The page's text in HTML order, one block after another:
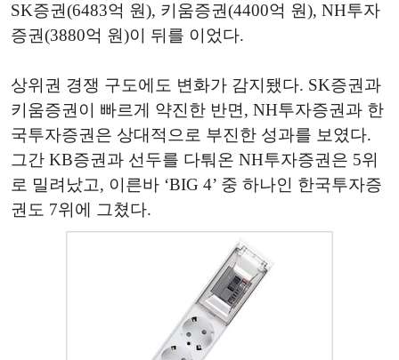
SK증권(6483억 원), 키움증권(4400억 원), NH투자
증권(3880억 원)이 뒤를 이었다.
상위권 경쟁 구도에도 변화가 감지됐다. SK증권과
키움증권이 빠르게 약진한 반면, NH투자증권과 한
국투자증권은 상대적으로 부진한 성과를 보였다.
그간 KB증권과 선두를 다퉈온 NH투자증권은 5위
로 밀려났고, 이른바 ‘BIG 4’ 중 하나인 한국투자증
권도 7위에 그쳤다.